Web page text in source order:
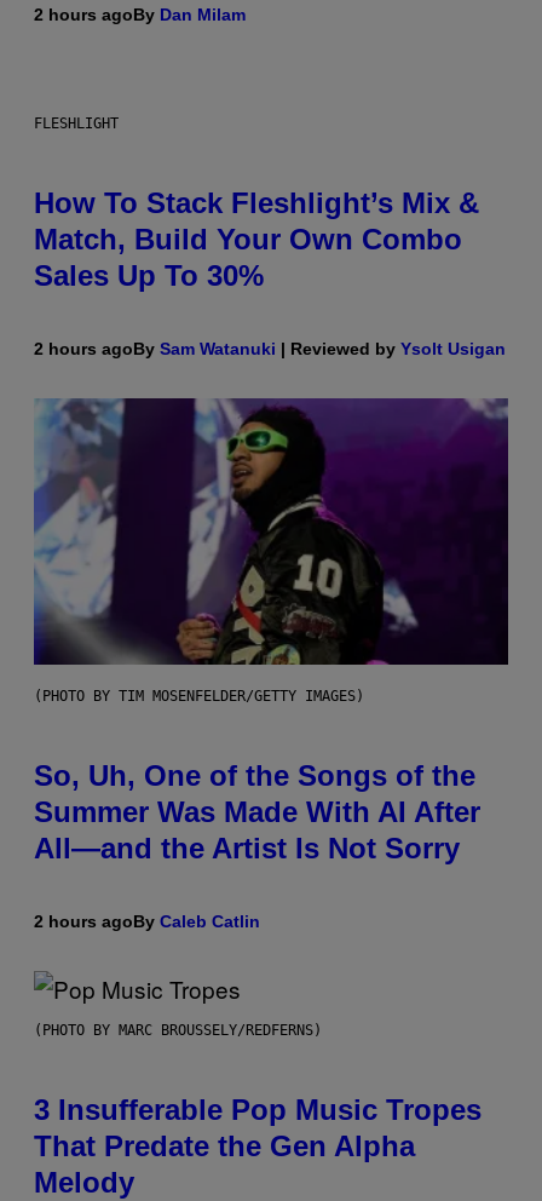
2 hours agoBy Dan Milam
FLESHLIGHT
How To Stack Fleshlight’s Mix &
Match, Build Your Own Combo
Sales Up To 30%
2 hours agoBy Sam Watanuki | Reviewed by Ysolt Usigan
(PHOTO BY TIM MOSENFELDER/GETTY IMAGES)
So, Uh, One of the Songs of the
Summer Was Made With AI After
All—and the Artist Is Not Sorry
2 hours agoBy Caleb Catlin
(PHOTO BY MARC BROUSSELY/REDFERNS)
3 Insufferable Pop Music Tropes
That Predate the Gen Alpha
Melody